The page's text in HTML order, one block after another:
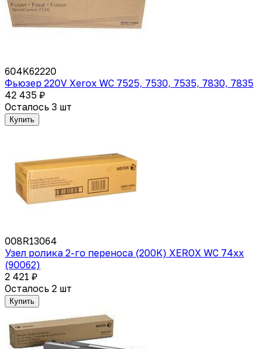
604K62220
Фьюзер 220V Xerox WC 7525, 7530, 7535, 7830, 7835
42 435 ₽
Осталось 3 шт
Купить
008R13064
Узел ролика 2-го переноса (200K) XEROX WC 74xx
(90062)
2 421 ₽
Осталось 2 шт
Купить